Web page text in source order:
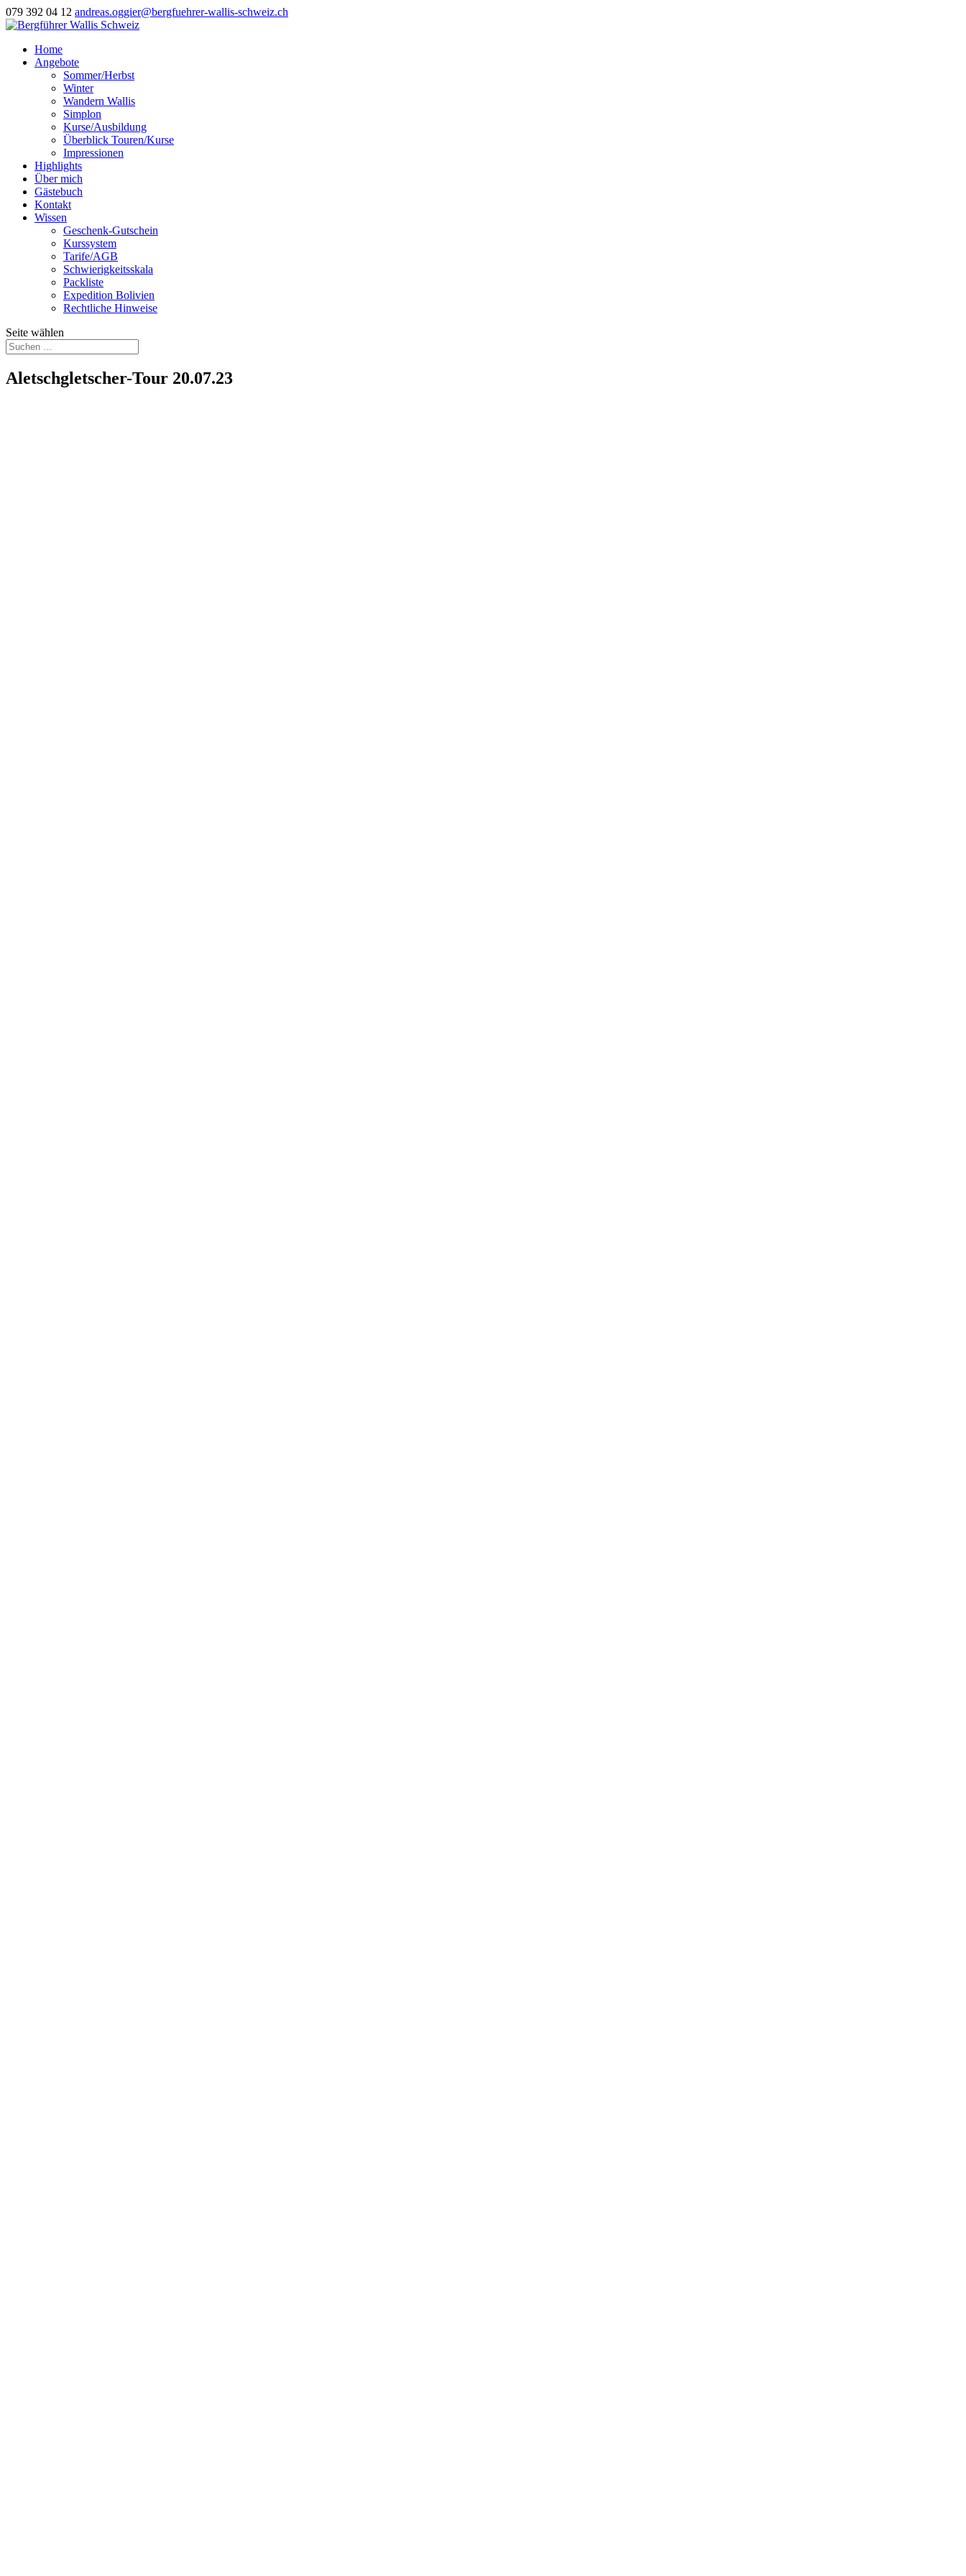
079 392 04 12 andreas.oggier@bergfuehrer-wallis-schweiz.ch
Home
Angebote
Sommer/Herbst
Winter
Wandern Wallis
Simplon
Kurse/Ausbildung
Überblick Touren/Kurse
Impressionen
Highlights
Über mich
Gästebuch
Kontakt
Wissen
Geschenk-Gutschein
Kurssystem
Tarife/AGB
Schwierigkeitsskala
Packliste
Expedition Bolivien
Rechtliche Hinweise
Seite wählen
Aletschgletscher-Tour 20.07.23